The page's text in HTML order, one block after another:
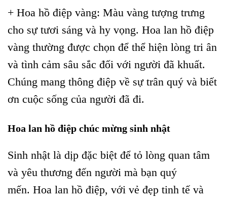
+ Hoa hồ điệp vàng: Màu vàng tượng trưng
cho sự tươi sáng và hy vọng. Hoa lan hồ điệp
vàng thường được chọn để thể hiện lòng tri ân
và tình cảm sâu sắc đối với người đã khuất.
Chúng mang thông điệp về sự trân quý và biết
ơn cuộc sống của người đã đi.
Hoa lan hồ điệp chúc mừng sinh nhật
Sinh nhật là dịp đặc biệt để tỏ lòng quan tâm
và yêu thương đến người mà bạn quý
mến. Hoa lan hồ điệp, với vẻ đẹp tinh tế và